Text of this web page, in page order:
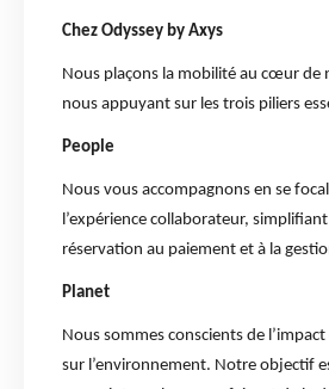
Chez Odyssey by Axys
Nous plaçons la mobilité au cœur de
nous appuyant sur les trois piliers
People
Nous vous accompagnons en se
l’expérience collaborateur,
réservation au paiement et à la
Planet
Nous sommes conscients de
sur l’environnement. Notre objectif